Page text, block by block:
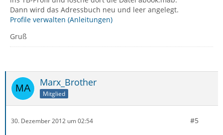
Dann wird das Adressbuch neu und leer angelegt.
Profile verwalten (Anleitungen)
Gruß
Marx_Brother
Mitglied
30. Dezember 2012 um 02:54 #5